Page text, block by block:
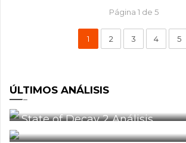
Página 1 de 5
1 2 3 4 5
ÚLTIMOS ANÁLISIS
Análisis: Defiance 2050
State of Decay 2 Análisis